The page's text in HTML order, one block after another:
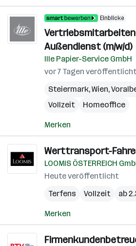
Einblicke
Außendienst (m/w/d)
Ille Papier-Service GmbH
vor 7 Tagen
Steiermark,Wien,
Vollzeit
Homeoffice
Merken
Werttransport-
LOOMIS ÖSTERREICH
Heute veröffentlicht
Terfens
Vollzeit ab
Merken